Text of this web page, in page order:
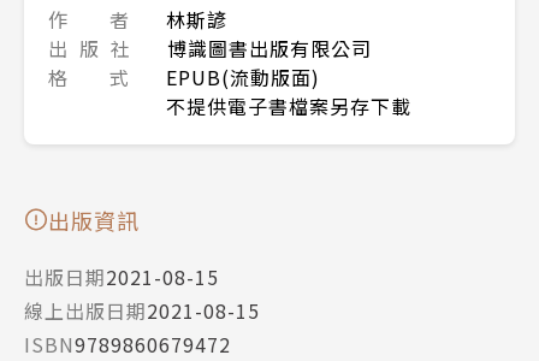
作 者
林斯諺
出 版 社
博識圖書出版有限公司
格 式
EPUB(流動版面)
不提供電子書檔案另存下載
出版資訊
出版日期2021-08-15
線上出版日期2021-08-15
ISBN9789860679472